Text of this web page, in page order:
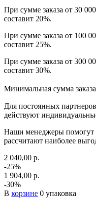
При сумме заказа от 30
составит 20%.
При сумме заказа от 100
составит 25%.
При сумме заказа от 300
составит 30%.
Минимальная сумма
Для постоянных
действуют
Наши менеджеры помогут
рассчитают наиболее
2 040,00 р.
-25%
1 904,00 р.
-30%
В корзине 0 упаковка